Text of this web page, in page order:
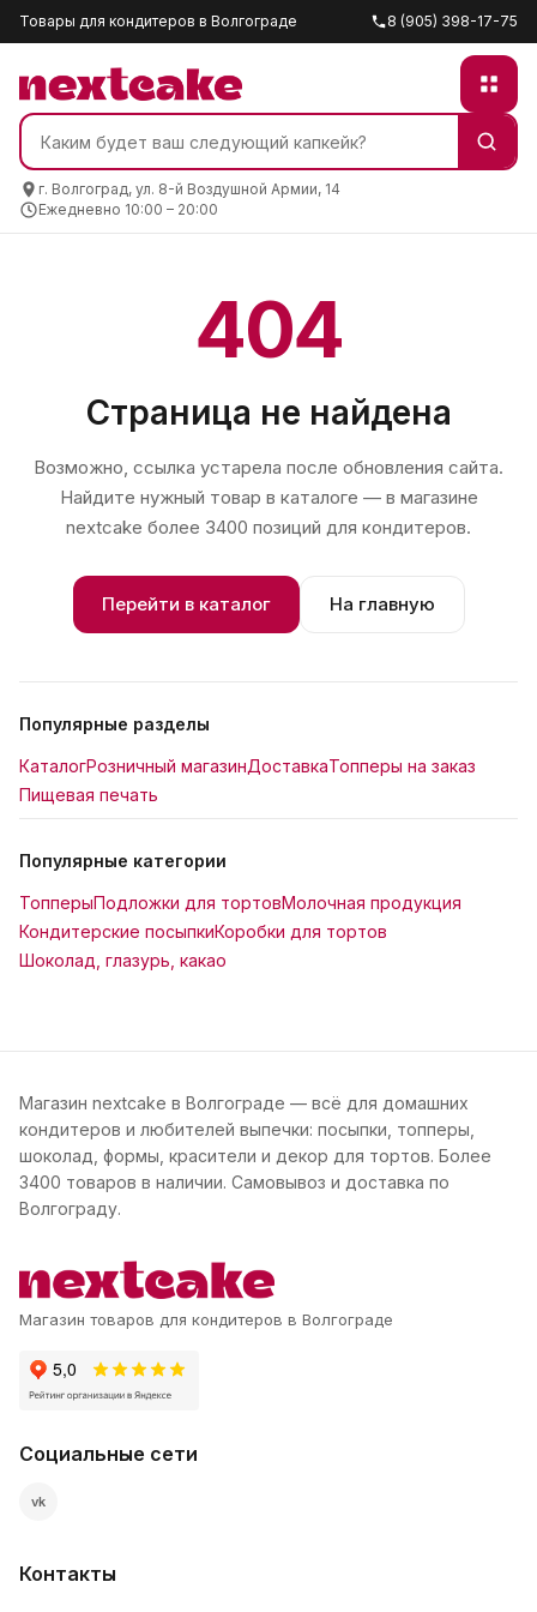
Товары для кондитеров в Волгограде 8 (905) 398-17-75
г. Волгоград, ул. 8-й Воздушной Армии, 14
Ежедневно 10:00 – 20:00
404
Страница не найдена
Возможно, ссылка устарела после обновления сайта.
Найдите нужный товар в каталоге — в магазине
nextcake более 3400 позиций для кондитеров.
Перейти в каталог На главную
Популярные разделы
КаталогРозничный магазинДоставкаТопперы на заказ
Пищевая печать
Популярные категории
ТопперыПодложки для тортовМолочная продукция
Кондитерские посыпкиКоробки для тортов
Шоколад, глазурь, какао
Магазин nextcake в Волгограде — всё для домашних
кондитеров и любителей выпечки: посыпки, топперы,
шоколад, формы, красители и декор для тортов. Более
3400 товаров в наличии. Самовывоз и доставка по
Волгограду.
Магазин товаров для кондитеров в Волгограде
Социальные сети
vk
Контакты